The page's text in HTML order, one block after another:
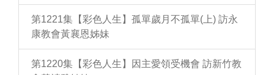
第1221集【彩色人生】孤單歲月不孤單(上) 訪永
康教會黃襄恩姊妹
第1220集【彩色人生】因主愛領受機會 訪新竹教